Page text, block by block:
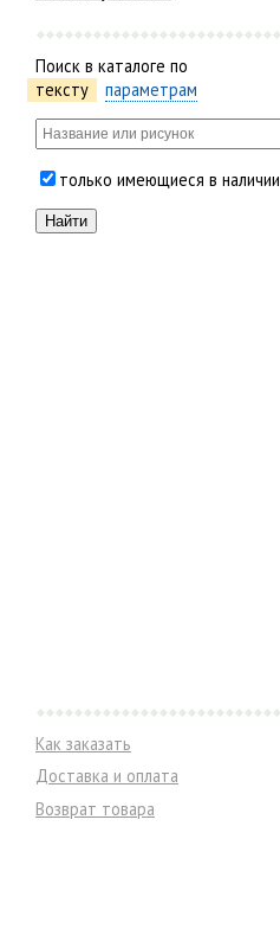
Поиск в каталоге по
тексту
параметрам
только имеющиеся в наличии
Как заказать
Доставка и оплата
Возврат товара